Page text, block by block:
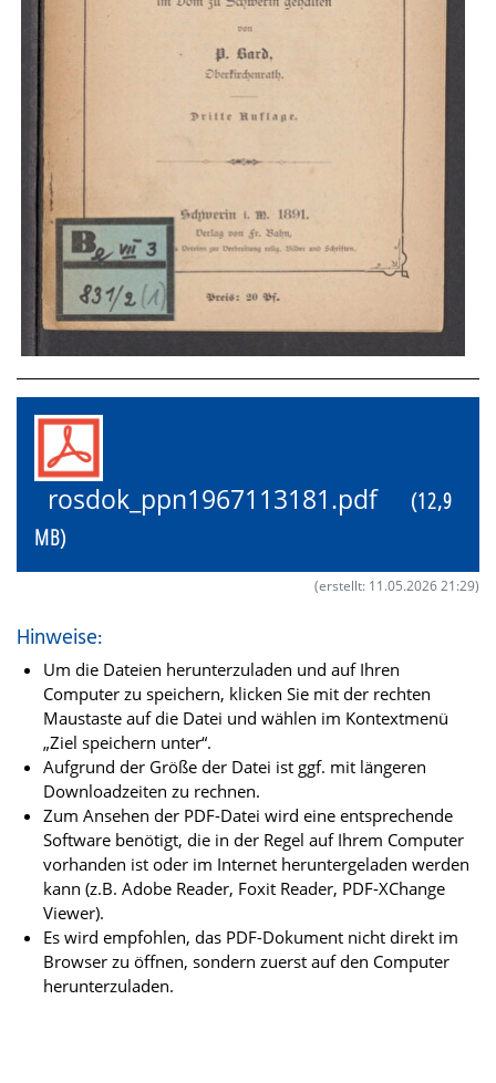
rosdok_ppn1967113181.pdf
(12,9
MB)
(erstellt: 11.05.2026 21:29)
Hinweise:
Um die Dateien herunterzuladen und auf Ihren
Computer zu speichern, klicken Sie mit der rechten
Maustaste auf die Datei und wählen im Kontextmenü
„Ziel speichern unter“.
Aufgrund der Größe der Datei ist ggf. mit längeren
Downloadzeiten zu rechnen.
Zum Ansehen der PDF-Datei wird eine entsprechende
Software benötigt, die in der Regel auf Ihrem Computer
vorhanden ist oder im Internet heruntergeladen werden
kann (z.B. Adobe Reader, Foxit Reader, PDF-XChange
Viewer).
Es wird empfohlen, das PDF-Dokument nicht direkt im
Browser zu öffnen, sondern zuerst auf den Computer
herunterzuladen.